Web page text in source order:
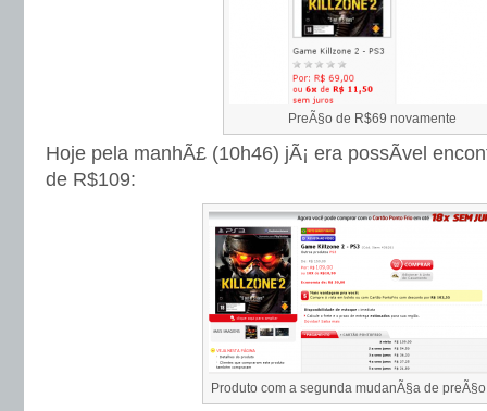
PreÃ§o de R$69 novamente
Hoje pela manhÃ£ (10h46) jÃ¡ era possÃ­vel
de R$109:
Produto com a segunda mudanÃ§a de